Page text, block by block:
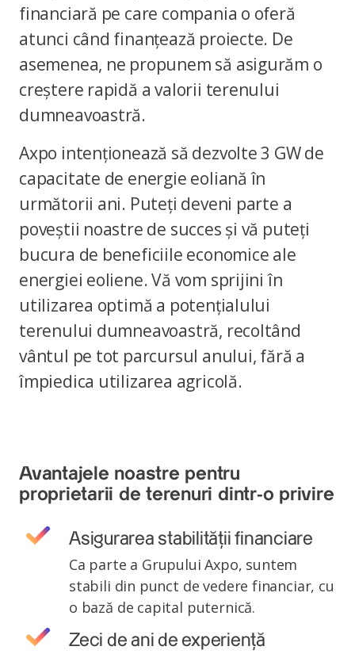
financiară pe care compania o oferă
atunci când finanțează proiecte. De
asemenea, ne propunem să asigurăm o
creștere rapidă a valorii terenului
dumneavoastră.
Axpo intenționează să dezvolte 3 GW de
capacitate de energie eoliană în
următorii ani. Puteți deveni parte a
poveștii noastre de succes și vă puteți
bucura de beneficiile economice ale
energiei eoliene. Vă vom sprijini în
utilizarea optimă a potențialului
terenului dumneavoastră, recoltând
vântul pe tot parcursul anului, fără a
împiedica utilizarea agricolă.
Avantajele noastre pentru
proprietarii de terenuri dintr-o privire
Asigurarea stabilității financiare
Ca parte a Grupului Axpo, suntem
stabili din punct de vedere financiar, cu
o bază de capital puternică.
Zeci de ani de experiență